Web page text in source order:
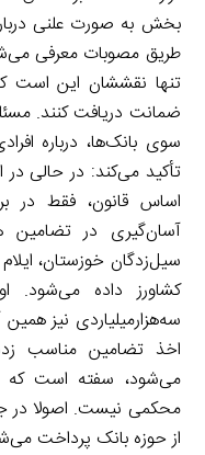
بخش به صورت علنی
طریق مصوبات معرفی
تنها نقششان این است
ضمانت دریافت کنند.
سوی بانک‌ها، درباره
تأکید می‌کند: در حالی
اساس قانون، فقط در
آسان‌گیری در تضامین
سیل‌زدگان خوزستان،
کشاورز داده می‌شود.
سه‌‌هزار‌میلیاردی نیز
اخذ تضامین مناسب
می‌شود، سفته است که
محکمی نیست. اصولا در
از حوزه بانک پرداخت